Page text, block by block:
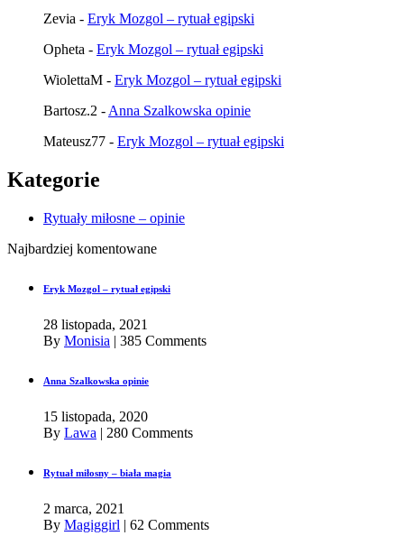
Zevia - Eryk Mozgol – rytuał egipski
Opheta - Eryk Mozgol – rytuał egipski
WiolettaM - Eryk Mozgol – rytuał egipski
Bartosz.2 -Anna Szalkowska opinie
Mateusz77 - Eryk Mozgol – rytuał egipski
Kategorie
Rytuały miłosne – opinie
Najbardziej komentowane
Eryk Mozgol – rytuał egipski
28 listopada, 2021
By Monisia | 385 Comments
Anna Szalkowska opinie
15 listopada, 2020
By Lawa | 280 Comments
Rytuał miłosny – biała magia
2 marca, 2021
By Magiggirl | 62 Comments